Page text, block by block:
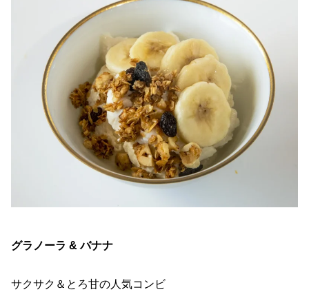
グラノーラ & バナナ
サクサク＆とろ甘の人気コンビ